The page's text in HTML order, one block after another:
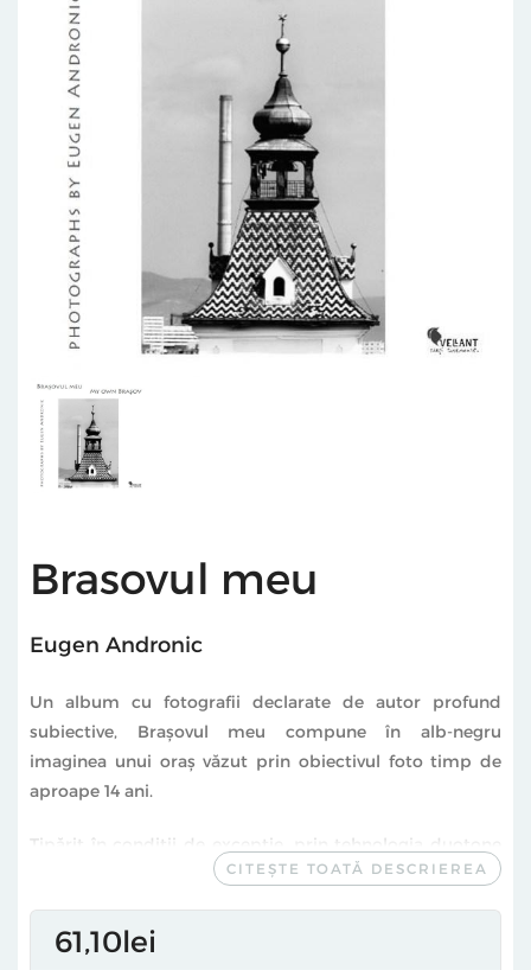
Brasovul meu
Eugen Andronic
Un album cu fotografii declarate de autor profund
subiective, Braşovul meu compune în alb-negru
imaginea unui oraş văzut prin obiectivul foto timp de
aproape 14 ani.
Tipărit în condiţii de excepţie, prin tehnologia duotone
frequency modulation, albumul redă în peste 200 de
centru şi periferie, străzi sub zăpadă şi maidane însorite,
CITEȘTE TOATĂ DESCRIEREA
61 10lei